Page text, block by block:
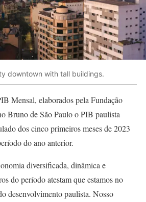
downtown with tall buildings.
Mensal, elaborados pela Fundação
Bruno de São Paulo o PIB paulista
dos cinco primeiros meses de 2023
do ano anterior.
diversificada, dinâmica e
do período atestam que estamos no
desenvolvimento paulista. Nosso